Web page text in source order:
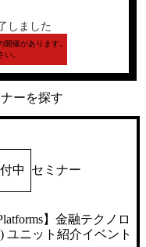
しました
催があります。
い。
ーを探す
中 セミナー
】金融テクノロ
ユニット紹介イベント